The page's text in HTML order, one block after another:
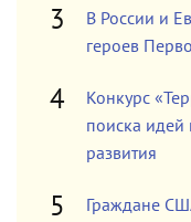
В России и
героев
Конкурс
поиска
развития
Граждане